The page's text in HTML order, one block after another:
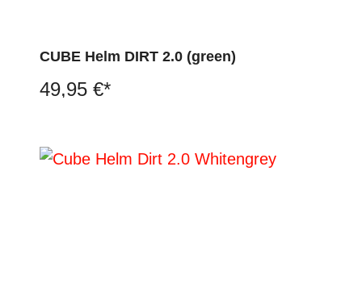
CUBE Helm DIRT 2.0 (green)
49,95 €*